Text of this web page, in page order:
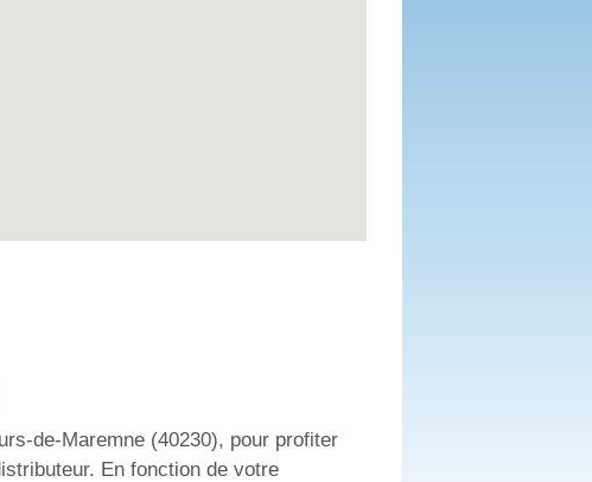
de-Maremne (40230), pour profiter
En fonction de votre